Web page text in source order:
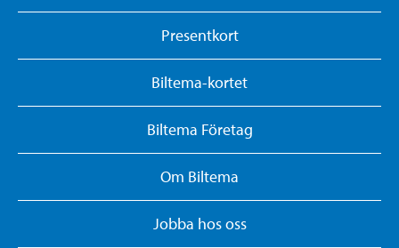
Presentkort
Biltema-kortet
Biltema Företag
Om Biltema
Jobba hos oss